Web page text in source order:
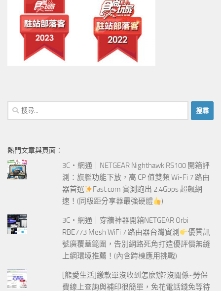
搜
尋
字:
熱門文章與頁面︰
3C‧網通｜NETGEAR Nighthawk RS100 開箱評
測：旗艦功能下放，高 CP 值雙頻 Wi-Fi 7 路由
器首選
Fast.com 實測跑出 2.4Gbps 超飆網
速！(同級距分享器最強硬體
)
3C‧網通｜穿牆神器開箱NETGEAR Orbi
RBE773 Mesh WiFi 7 路由器台灣實測
優質訊
號廣覆蓋範圍，告別網路死角打造優評價無縫
上網環境推薦！(內含跨棟應用挑戰)
[熊愛生活]繳款單沒收到怎麼辦?沒關係~勞保
費線上查詢與補印很簡單，免花電話錢免等待